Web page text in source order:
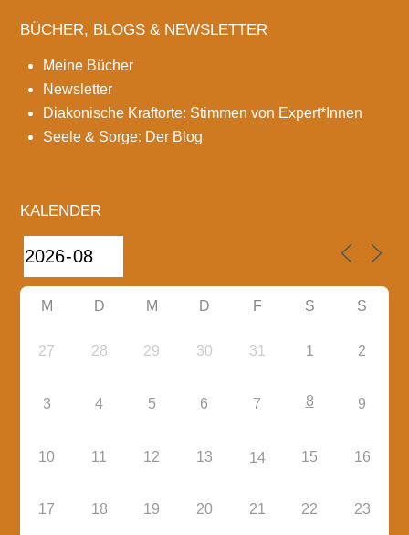
BÜCHER, BLOGS & NEWSLETTER
Meine Bücher
Newsletter
Diakonische Kraftorte: Stimmen von Expert*Innen
Seele & Sorge: Der Blog
KALENDER
M D M D F S S
27 28 29 30 31 1 2
3 4 5 6 7 8 9
10 11 12 13 14 15 16
17 18 19 20 21 22 23